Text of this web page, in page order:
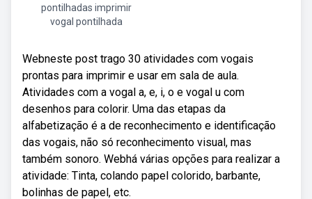
pontilhadas imprimir
vogal pontilhada
Webneste post trago 30 atividades com vogais
prontas para imprimir e usar em sala de aula.
Atividades com a vogal a, e, i, o e vogal u com
desenhos para colorir. Uma das etapas da
alfabetização é a de reconhecimento e identificação
das vogais, não só reconhecimento visual, mas
também sonoro. Webhá várias opções para realizar a
atividade: Tinta, colando papel colorido, barbante,
bolinhas de papel, etc.